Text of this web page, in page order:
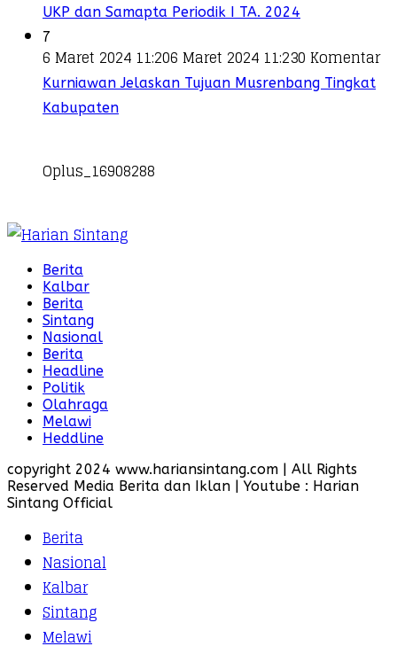
UKP dan Samapta Periodik I TA. 2024
7
6 Maret 2024 11:206 Maret 2024 11:230 Komentar
Kurniawan Jelaskan Tujuan Musrenbang Tingkat
Kabupaten
Oplus_16908288
Berita
Kalbar
Berita
Sintang
Nasional
Berita
Headline
Politik
Olahraga
Melawi
Heddline
copyright 2024 www.hariansintang.com | All Rights
Reserved Media Berita dan Iklan | Youtube : Harian
Sintang Official
Berita
Nasional
Kalbar
Sintang
Melawi